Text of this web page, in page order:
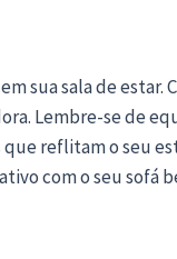
sua sala de estar.
Lembre-se de
reflitam o seu
com o seu sofá